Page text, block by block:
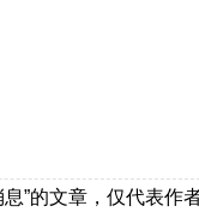
”的文章，仅代表